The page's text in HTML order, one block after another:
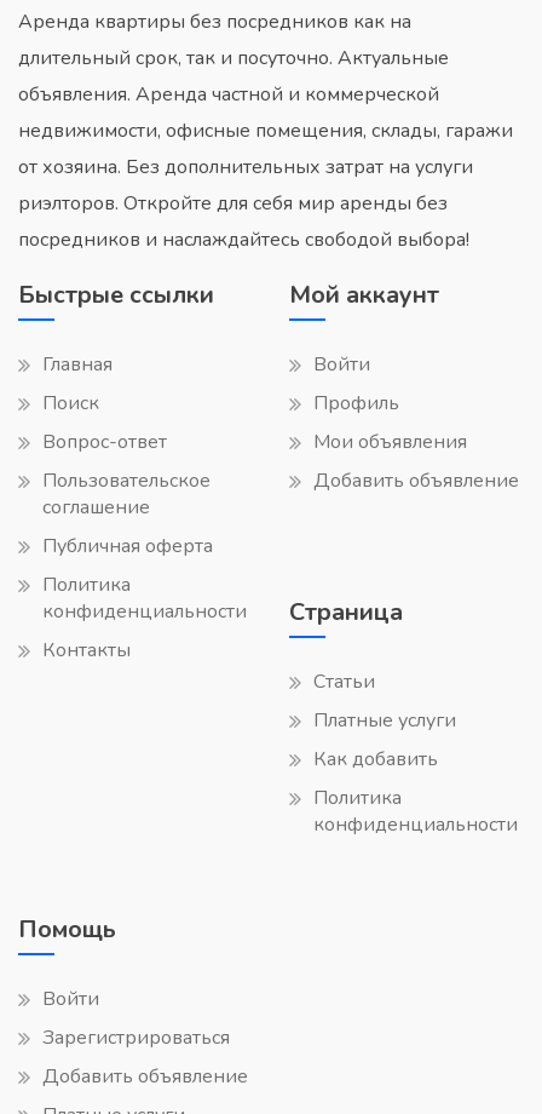
Аренда квартиры без посредников как на
длительный срок, так и посуточно. Актуальные
объявления. Аренда частной и коммерческой
недвижимости, офисные помещения, склады, гаражи
от хозяина. Без дополнительных затрат на услуги
риэлторов. Откройте для себя мир аренды без
посредников и наслаждайтесь свободой выбора!
Быстрые ссылки
Главная
Поиск
Вопрос-ответ
Пользовательское
соглашение
Публичная оферта
Политика
конфиденциальности
Контакты
Мой аккаунт
Войти
Профиль
Мои объявления
Добавить объявление
Страница
Статьи
Платные услуги
Как добавить
Политика
конфиденциальности
Помощь
Войти
Зарегистрироваться
Добавить объявление